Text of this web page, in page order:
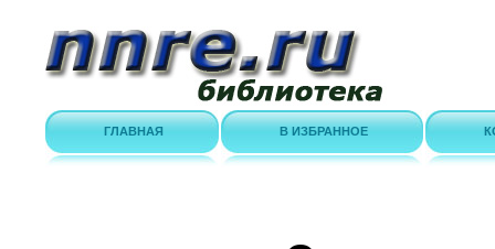
ГЛАВНАЯ В ИЗБРАННОЕ